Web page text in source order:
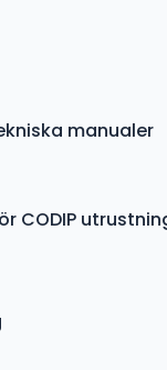
manualer
CODIP